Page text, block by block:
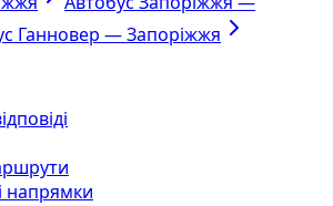
Ганновер — Запоріжжя
напрямки